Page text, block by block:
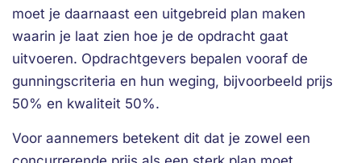
moet je daarnaast een uitgebreid plan maken
waarin je laat zien hoe je de opdracht gaat
uitvoeren. Opdrachtgevers bepalen vooraf de
gunningscriteria en hun weging, bijvoorbeeld prijs
50% en kwaliteit 50%.
Voor aannemers betekent dit dat je zowel een